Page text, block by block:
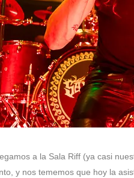
a la Sala Riff (ya casi
y nos tememos que hoy la